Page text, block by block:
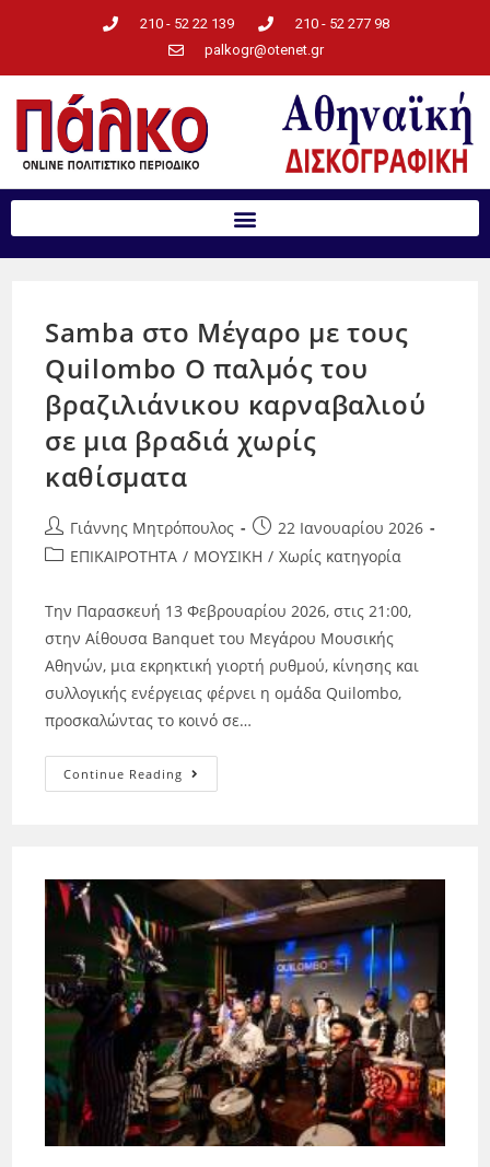
210 - 52 22 139
210 - 52 277 98
palkogr@otenet.gr
Samba στο Μέγαρο με τους
Quilombo Ο παλμός του
βραζιλιάνικου καρναβαλιού
σε μια βραδιά χωρίς
καθίσματα
Γιάννης Μητρόπουλος
22 Ιανουαρίου 2026
ΕΠΙΚΑΙΡΟΤΗΤΑ / ΜΟΥΣΙΚΗ / Χωρίς κατηγορία
Την Παρασκευή 13 Φεβρουαρίου 2026, στις 21:00,
στην Αίθουσα Banquet του Μεγάρου Μουσικής
Αθηνών, μια εκρηκτική γιορτή ρυθμού, κίνησης και
συλλογικής ενέργειας φέρνει η ομάδα Quilombo,
προσκαλώντας το κοινό σε…
Continue Reading